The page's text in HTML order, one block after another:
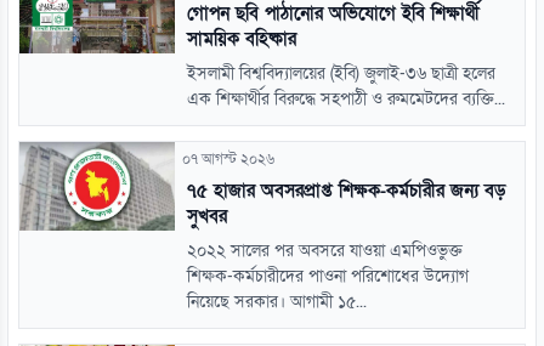
গোপন ছবি পাঠানোর অভিযোগে ইবি শিক্ষার্থী
সাময়িক বহিষ্কার
ইসলামী বিশ্ববিদ্যালয়ের (ইবি) জুলাই-৩৬ ছাত্রী হলের
এক শিক্ষার্থীর বিরুদ্ধে সহপাঠী ও রুমমেটদের ব্যক্তি...
০৭ আগস্ট ২০২৬
৭৫ হাজার অবসরপ্রাপ্ত শিক্ষক-কর্মচারীর জন্য বড়
সুখবর
২০২২ সালের পর অবসরে যাওয়া এমপিওভুক্ত
শিক্ষক-কর্মচারীদের পাওনা পরিশোধের উদ্যোগ
নিয়েছে সরকার। আগামী ১৫...